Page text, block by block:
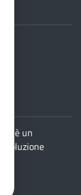
è un
soluzione